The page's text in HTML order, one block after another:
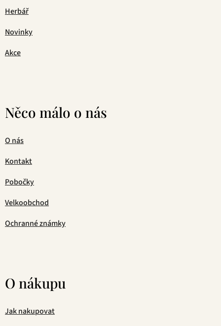
Herbář
Novinky
Akce
Něco málo o nás
O nás
Kontakt
Pobočky
Velkoobchod
Ochranné známky
O nákupu
Jak nakupovat